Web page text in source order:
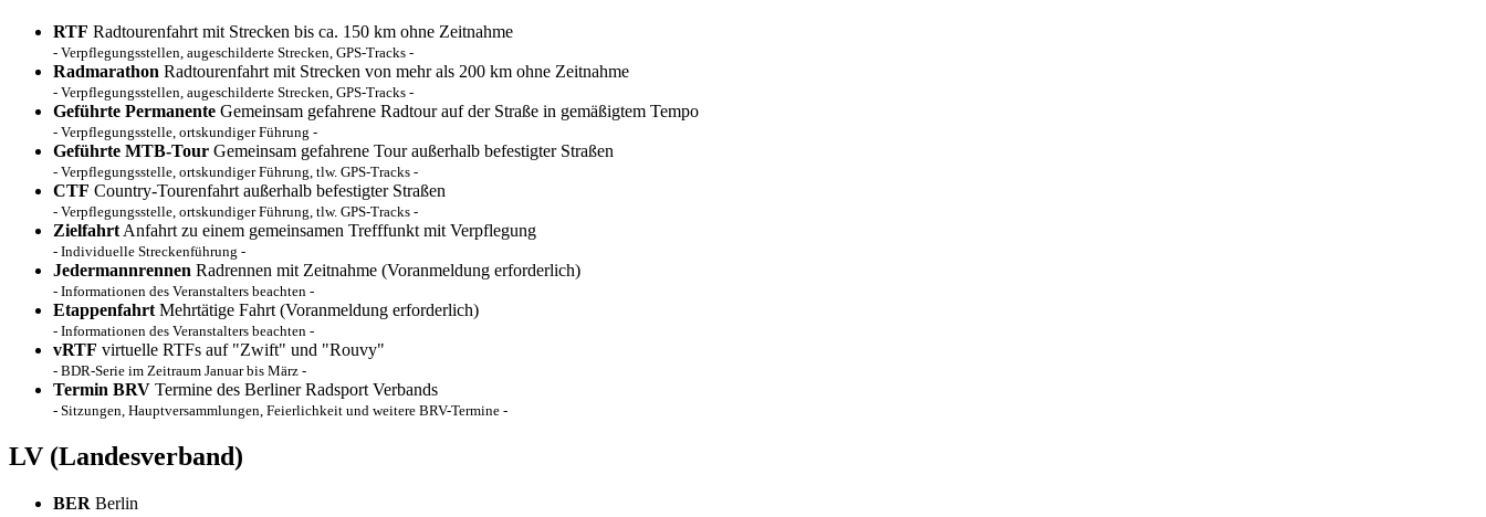
RTF Radtourenfahrt mit Strecken bis ca. 150 km ohne Zeitnahme
- Verpflegungsstellen, augeschilderte Strecken, GPS-Tracks -
Radmarathon Radtourenfahrt mit Strecken von mehr als 200 km ohne Zeitnahme
- Verpflegungsstellen, augeschilderte Strecken, GPS-Tracks -
Geführte Permanente Gemeinsam gefahrene Radtour auf der Straße in gemäßigtem Tempo
- Verpflegungsstelle, ortskundiger Führung -
Geführte MTB-Tour Gemeinsam gefahrene Tour außerhalb befestigter Straßen
- Verpflegungsstelle, ortskundiger Führung, tlw. GPS-Tracks -
CTF Country-Tourenfahrt außerhalb befestigter Straßen
- Verpflegungsstelle, ortskundiger Führung, tlw. GPS-Tracks -
Zielfahrt Anfahrt zu einem gemeinsamen Trefffunkt mit Verpflegung
- Individuelle Streckenführung -
Jedermannrennen Radrennen mit Zeitnahme (Voranmeldung erforderlich)
- Informationen des Veranstalters beachten -
Etappenfahrt Mehrtätige Fahrt (Voranmeldung erforderlich)
- Informationen des Veranstalters beachten -
vRTF virtuelle RTFs auf "Zwift" und "Rouvy"
- BDR-Serie im Zeitraum Januar bis März -
Termin BRV Termine des Berliner Radsport Verbands
- Sitzungen, Hauptversammlungen, Feierlichkeit und weitere BRV-Termine -
LV (Landesverband)
BER Berlin